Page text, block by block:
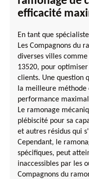
efficacité
En tant que
Les Compagnons du
diverses villes comme
13520, pour
clients. Une question
la meilleure
performance
Le ramonage
plébiscité pour sa
et autres résidus qui
Cependant, le
spécifiques, peut
inaccessibles par les
Compagnons du